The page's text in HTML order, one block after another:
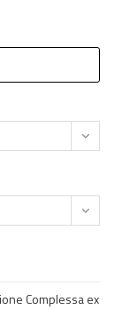
Complessa ex